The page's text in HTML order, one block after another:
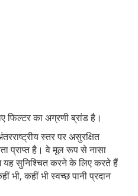
फिल्टर का अग्रणी ब्रांड है।
स्तर पर असुरक्षित
प्राप्त है। वे मूल रूप से नासा
यह सुनिश्चित करने के लिए करते हैं
भी, कहीं भी स्वच्छ पानी प्रदान